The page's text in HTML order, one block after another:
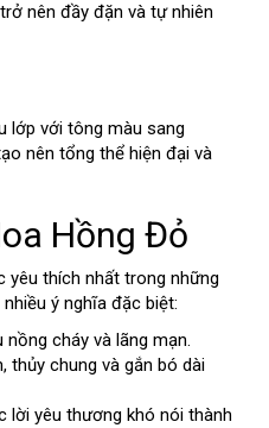
nên đầy đặn và tự nhiên
lớp với tông màu sang
nên tổng thể hiện đại và
Hồng Đỏ
yêu thích nhất trong những
ý nghĩa đặc biệt:
cháy và lãng mạn.
thủy chung và gắn bó dài
lời yêu thương khó nói thành